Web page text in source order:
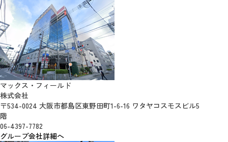
マックス・フィールド
株式会社
〒534-0024 大阪市都島区東野田町1-6-16 ワタヤコスモスビル5
階
06-4397-7782
グループ会社詳細へ